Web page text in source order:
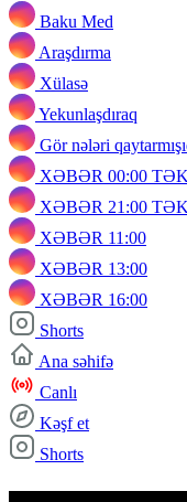
Baku Med
Araşdırma
Xülasə
Yekunlaşdıraq
Gör nələri
XƏBƏR 00:00
XƏBƏR 21:00
XƏBƏR 11:00
XƏBƏR 13:00
XƏBƏR 16:00
Shorts
Ana səhifə
Canlı
Kəşf et
Shorts